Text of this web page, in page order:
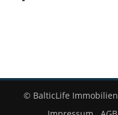
© BalticLife Immobilien